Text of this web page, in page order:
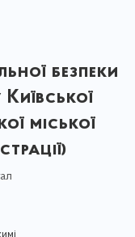
безпеки
міської